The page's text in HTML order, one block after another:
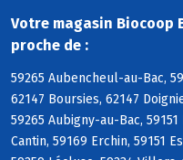
Votre magasin Biocoop
proche de :
59265 Aubencheul-au-Bac,
62147 Boursies, 62147
59265 Aubigny-au-Bac,
Cantin, 59169 Erchin, 59151